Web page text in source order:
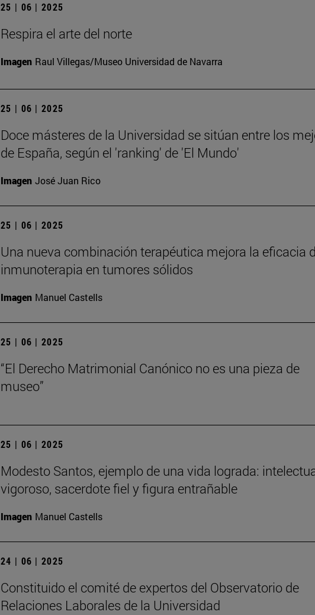
25 | 06 | 2025
Respira el arte del norte
Imagen Raul Villegas/Museo Universidad de Navarra
25 | 06 | 2025
Doce másteres de la Universidad se sitúan entre los
de España, según el 'ranking' de 'El Mundo'
Imagen José Juan Rico
25 | 06 | 2025
Una nueva combinación terapéutica mejora la eficacia
inmunoterapia en tumores sólidos
Imagen Manuel Castells
25 | 06 | 2025
“El Derecho Matrimonial Canónico no es una pieza de
museo”
25 | 06 | 2025
Modesto Santos, ejemplo de una vida lograda:
vigoroso, sacerdote fiel y figura entrañable
Imagen Manuel Castells
24 | 06 | 2025
Constituido el comité de expertos del Observatorio de
Relaciones Laborales de la Universidad